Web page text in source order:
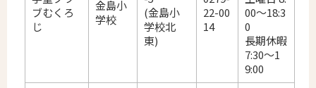
ブむくろ
じ
金島小
学校
(金島小
学校北
東)
22-00
14
00～18:3
0
長期休暇
7:30～1
9:00